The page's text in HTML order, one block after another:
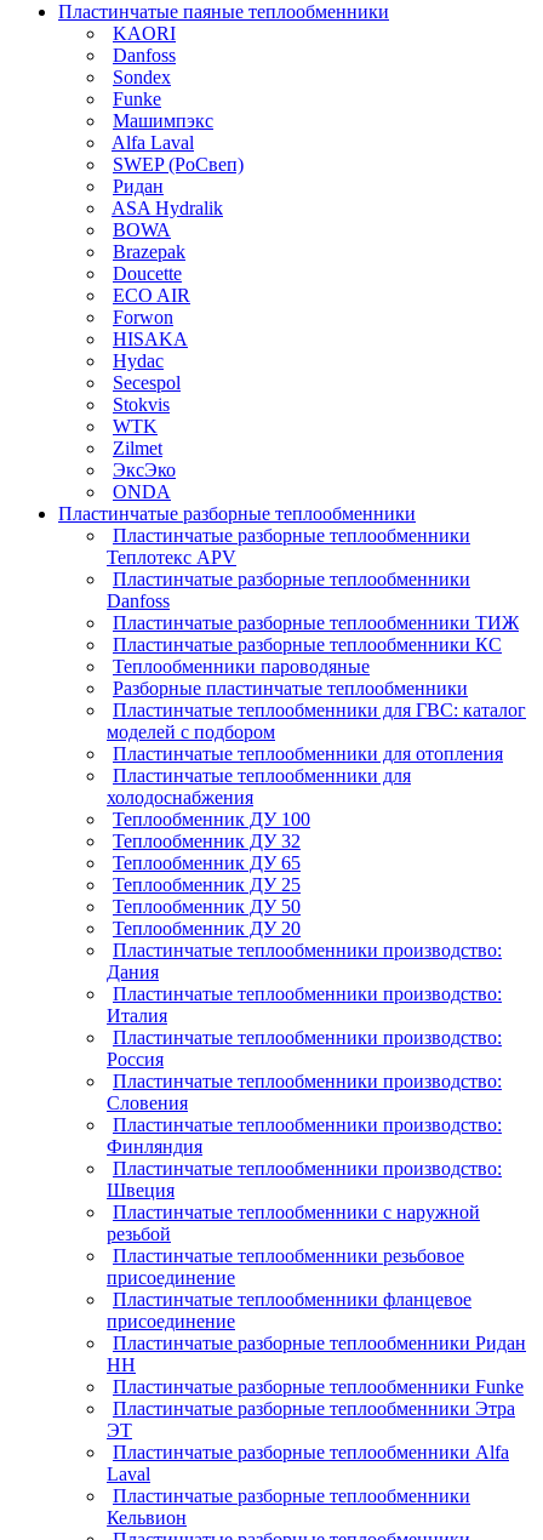
Пластинчатые паяные теплообменники
KAORI
Danfoss
Sondex
Funke
Машимпэкс
Alfa Laval
SWEP (РоСвеп)
Ридан
ASA Hydralik
BOWA
Brazepak
Doucette
ECO AIR
Forwon
HISAKA
Hydac
Secespol
Stokvis
WTK
Zilmet
ЭксЭко
ONDA
Пластинчатые разборные теплообменники
Пластинчатые разборные теплообменники
Теплотекс APV
Пластинчатые разборные теплообменники
Danfoss
Пластинчатые разборные теплообменники ТИЖ
Пластинчатые разборные теплообменники КC
Теплообменники пароводяные
Разборные пластинчатые теплообменники
Пластинчатые теплообменники для ГВС: каталог
моделей с подбором
Пластинчатые теплообменники для отопления
Пластинчатые теплообменники для
холодоснабжения
Теплообменник ДУ 100
Теплообменник ДУ 32
Теплообменник ДУ 65
Теплообменник ДУ 25
Теплообменник ДУ 50
Теплообменник ДУ 20
Пластинчатые теплообменники производство:
Дания
Пластинчатые теплообменники производство:
Италия
Пластинчатые теплообменники производство:
Россия
Пластинчатые теплообменники производство:
Словения
Пластинчатые теплообменники производство:
Финляндия
Пластинчатые теплообменники производство:
Швеция
Пластинчатые теплообменники с наружной
резьбой
Пластинчатые теплообменники резьбовое
присоединение
Пластинчатые теплообменники фланцевое
присоединение
Пластинчатые разборные теплообменники Ридан
НН
Пластинчатые разборные теплообменники Funke
Пластинчатые разборные теплообменники Этра
ЭТ
Пластинчатые разборные теплообменники Alfa
Laval
Пластинчатые разборные теплообменники
Кельвион